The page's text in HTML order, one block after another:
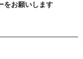
をお願いします